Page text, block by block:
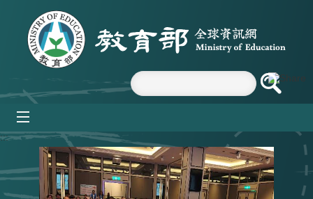
跳到主要內容區塊
:::